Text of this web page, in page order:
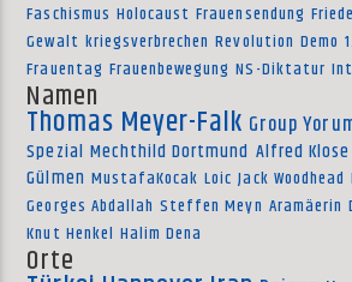
Faschismus Holocaust Frauensendung
Gewalt kriegsverbrechen Revolution Demo
Frauentag Frauenbewegung NS-Diktatur
Namen
Thomas Meyer-Falk Group
Spezial Mechthild Dortmund Alfred Klose
Gülmen MustafaKocak Loic Jack Woodhead
Georges Abdallah Steffen Meyn Aramäerin
Knut Henkel Halim Dena
Orte